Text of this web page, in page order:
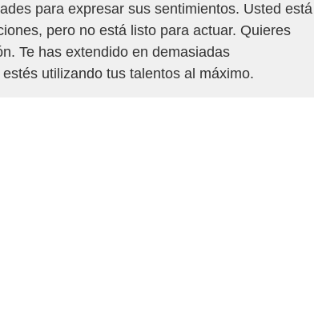
para expresar sus sentimientos. Usted está
pero no está listo para actuar. Quieres
Te has extendido en demasiadas
utilizando tus talentos al máximo.